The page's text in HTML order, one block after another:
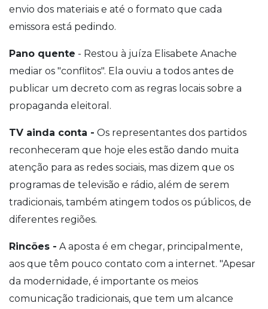
envio dos materiais e até o formato que cada
emissora está pedindo.
Pano quente - Restou à juíza Elisabete Anache
mediar os "conflitos". Ela ouviu a todos antes de
publicar um decreto com as regras locais sobre a
propaganda eleitoral.
TV ainda conta - Os representantes dos partidos
reconheceram que hoje eles estão dando muita
atenção para as redes sociais, mas dizem que os
programas de televisão e rádio, além de serem
tradicionais, também atingem todos os públicos, de
diferentes regiões.
Rincões - A aposta é em chegar, principalmente,
aos que têm pouco contato com a internet. "Apesar
da modernidade, é importante os meios
comunicação tradicionais, que tem um alcance